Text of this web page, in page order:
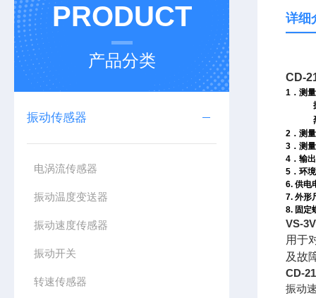
PRODUCT
产品分类
振动传感器
电涡流传感器
振动温度变送器
振动速度传感器
振动开关
转速传感器
详细
CD-
1 ．测
2 ．测
3 ．测
4 ．输
5 ．环
6. 供电
7. 外形
8. 固定
VS-
用于
及故
CD-
振动